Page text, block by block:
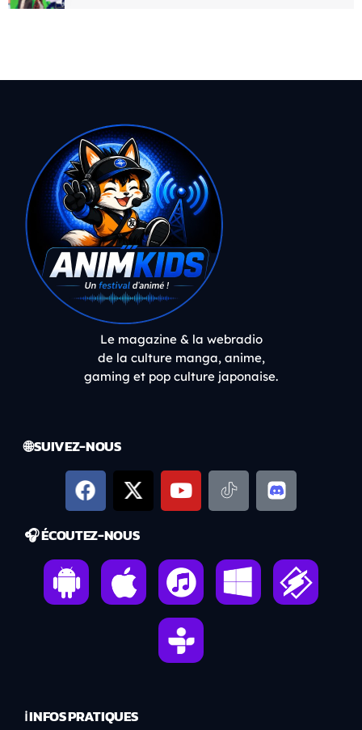
Le magazine & la webradio
de la culture manga, anime,
gaming et pop culture japonaise.
🌐 SUIVEZ-NOUS
🎧 ÉCOUTEZ-NOUS
ℹ️ INFOS PRATIQUES